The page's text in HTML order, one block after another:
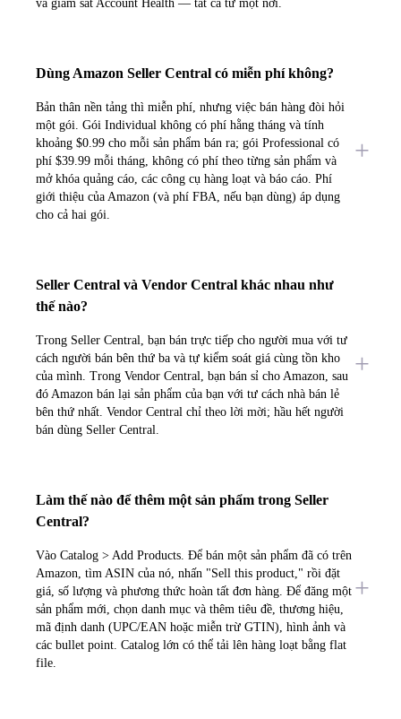
và giám sát Account Health — tất cả từ một nơi.
Dùng Amazon Seller Central có miễn phí không?
Bản thân nền tảng thì miễn phí, nhưng việc bán hàng đòi hỏi
một gói. Gói Individual không có phí hằng tháng và tính
khoảng $0.99 cho mỗi sản phẩm bán ra; gói Professional có
phí $39.99 mỗi tháng, không có phí theo từng sản phẩm và
mở khóa quảng cáo, các công cụ hàng loạt và báo cáo. Phí
giới thiệu của Amazon (và phí FBA, nếu bạn dùng) áp dụng
cho cả hai gói.
Seller Central và Vendor Central khác nhau như
thế nào?
Trong Seller Central, bạn bán trực tiếp cho người mua với tư
cách người bán bên thứ ba và tự kiểm soát giá cùng tồn kho
của mình. Trong Vendor Central, bạn bán sỉ cho Amazon, sau
đó Amazon bán lại sản phẩm của bạn với tư cách nhà bán lẻ
bên thứ nhất. Vendor Central chỉ theo lời mời; hầu hết người
bán dùng Seller Central.
Làm thế nào để thêm một sản phẩm trong Seller
Central?
Vào Catalog > Add Products. Để bán một sản phẩm đã có trên
Amazon, tìm ASIN của nó, nhấn "Sell this product," rồi đặt
giá, số lượng và phương thức hoàn tất đơn hàng. Để đăng một
sản phẩm mới, chọn danh mục và thêm tiêu đề, thương hiệu,
mã định danh (UPC/EAN hoặc miễn trừ GTIN), hình ảnh và
các bullet point. Catalog lớn có thể tải lên hàng loạt bằng flat
file.